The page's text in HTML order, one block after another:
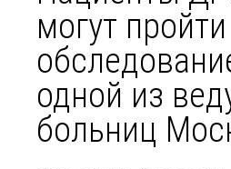
могут пройти
одной из
больниц